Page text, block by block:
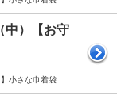
中）【お守
小さな巾着袋